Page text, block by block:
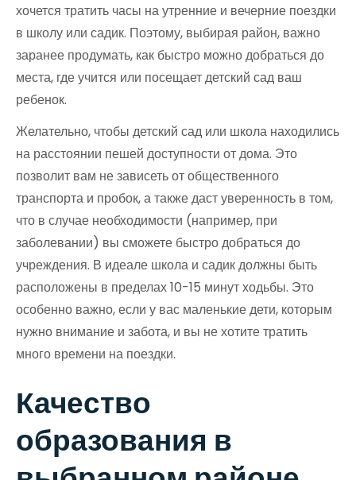
хочется тратить часы на утренние и вечерние поездки
в школу или садик. Поэтому, выбирая район, важно
заранее продумать, как быстро можно добраться до
места, где учится или посещает детский сад ваш
ребенок.
Желательно, чтобы детский сад или школа находились
на расстоянии пешей доступности от дома. Это
позволит вам не зависеть от общественного
транспорта и пробок, а также даст уверенность в том,
что в случае необходимости (например, при
заболевании) вы сможете быстро добраться до
учреждения. В идеале школа и садик должны быть
расположены в пределах 10-15 минут ходьбы. Это
особенно важно, если у вас маленькие дети, которым
нужно внимание и забота, и вы не хотите тратить
много времени на поездки.
Качество
образования в